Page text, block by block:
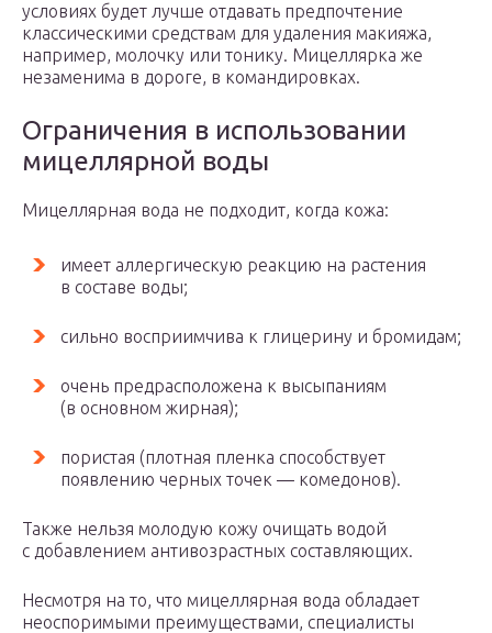
условиях будет лучше отдавать предпочтение
классическими средствам для удаления макияжа,
например, молочку или тонику. Мицеллярка же
незаменима в дороге, в командировках.
Ограничения в использовании
мицеллярной воды
Мицеллярная вода не подходит, когда кожа:
имеет аллергическую реакцию на растения
в составе воды;
сильно восприимчива к глицерину и бромидам;
очень предрасположена к высыпаниям
(в основном жирная);
пористая (плотная пленка способствует
появлению черных точек — комедонов).
Также нельзя молодую кожу очищать водой
с добавлением антивозрастных составляющих.
Несмотря на то, что мицеллярная вода обладает
неоспоримыми преимуществами, специалисты